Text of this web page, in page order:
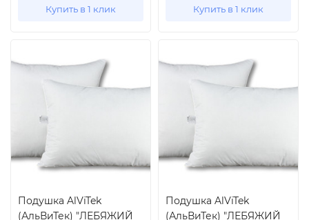
Купить в 1 клик Купить в 1 клик
Подушка AlViTek
(АльВиТек) "ЛЕБЯЖИЙ
Подушка AlViTek
(АльВиТек) "ЛЕБЯЖИЙ